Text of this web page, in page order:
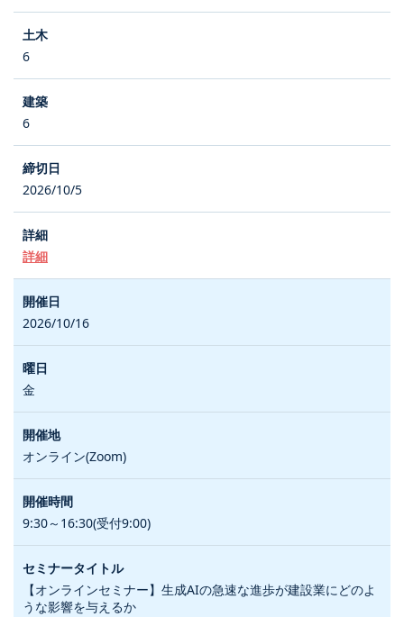
6
6
2026/10/5
詳細
2026/10/16
金
オンライン(Zoom)
9:30～16:30(受付9:00)
【オンラインセミナー】生成AIの急速な進歩が建設業にどのよ
うな影響を与えるか